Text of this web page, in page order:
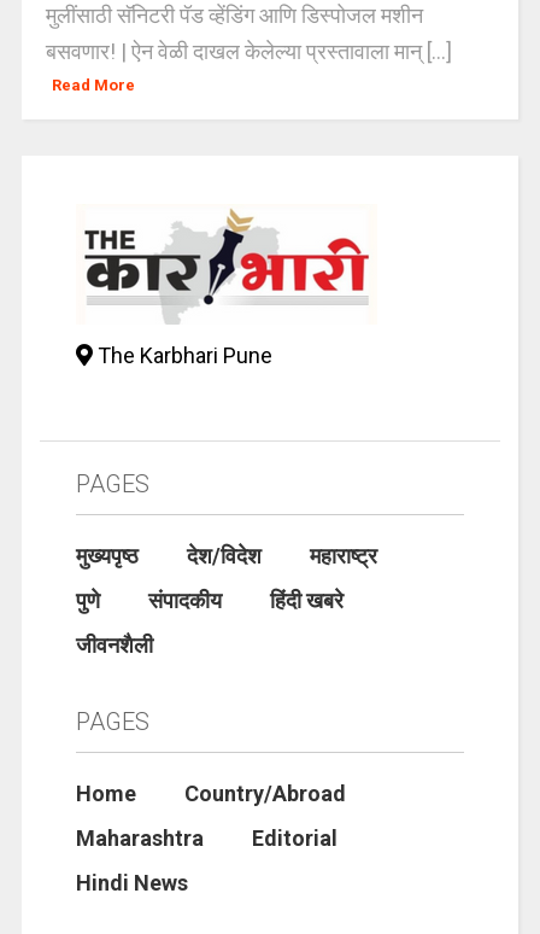
मुलींसाठी सॅनिटरी पॅड व्हेंडिंग आणि डिस्पोजल मशीन
बसवणार! | ऐन वेळी दाखल केलेल्या प्रस्तावाला मान् [...]
Read More
The Karbhari Pune
PAGES
मुख्यपृष्ठ देश/विदेश
महाराष्ट्र
पुणे
संपादकीय
हिंदी खबरे
जीवनशैली
PAGES
Home
Country/Abroad
Maharashtra
Editorial
Hindi News